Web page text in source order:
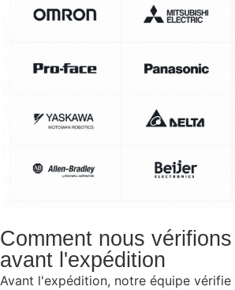
Comment nous
avant l'expédition
Avant l'expédition, notre équipe vérifie